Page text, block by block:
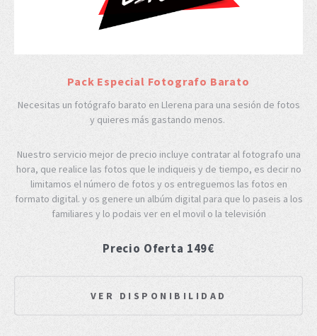
Pack Especial Fotografo Barato
Necesitas un fotógrafo barato en Llerena para una sesión de fotos
y quieres más gastando menos.
Nuestro servicio mejor de precio incluye contratar al fotografo una
hora, que realice las fotos que le indiqueis y de tiempo, es decir no
limitamos el número de fotos y os entreguemos las fotos en
formato digital. y os genere un albúm digital para que lo paseis a los
familiares y lo podais ver en el movil o la televisión
Precio Oferta 149€
VER DISPONIBILIDAD